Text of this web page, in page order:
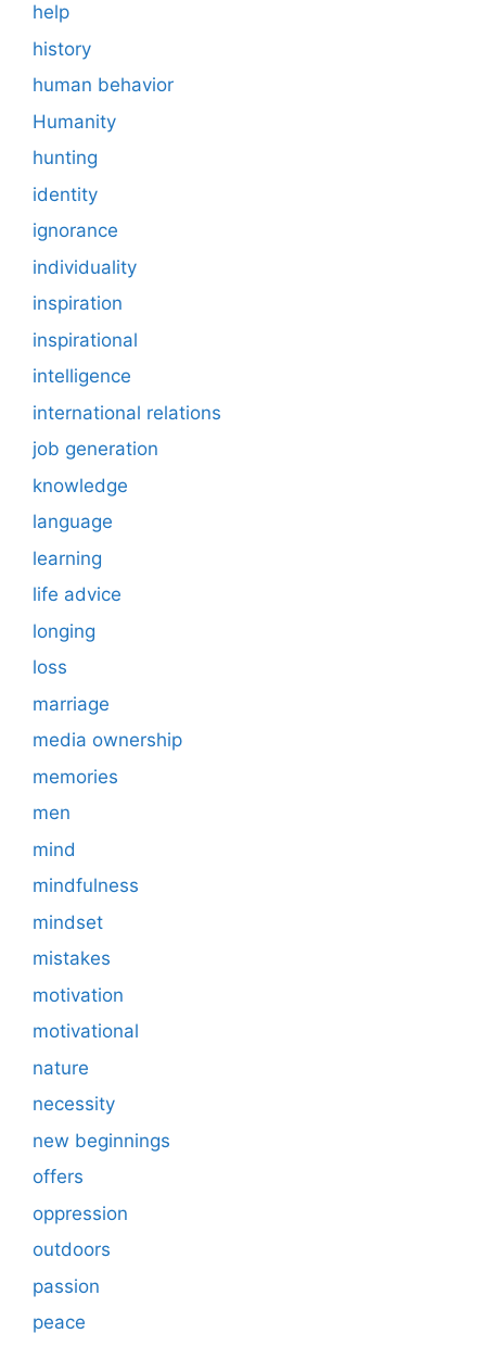
help
history
human behavior
Humanity
hunting
identity
ignorance
individuality
inspiration
inspirational
intelligence
international relations
job generation
knowledge
language
learning
life advice
longing
loss
marriage
media ownership
memories
men
mind
mindfulness
mindset
mistakes
motivation
motivational
nature
necessity
new beginnings
offers
oppression
outdoors
passion
peace